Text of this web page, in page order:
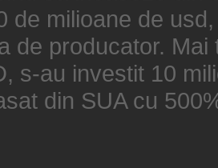
de milioane de
de producator.
s-au investit 10
din SUA cu